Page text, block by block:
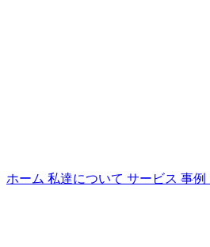
ホーム 私達について サービス 事例